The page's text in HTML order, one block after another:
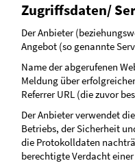
Zugriffsdaten/
Der Anbieter
Angebot (so genannte
Name der abgerufenen
Meldung über
Referrer URL (die zuvor
Der Anbieter verwendet
Betriebs, der Sicherheit
die Protokolldaten
berechtigte Verdacht